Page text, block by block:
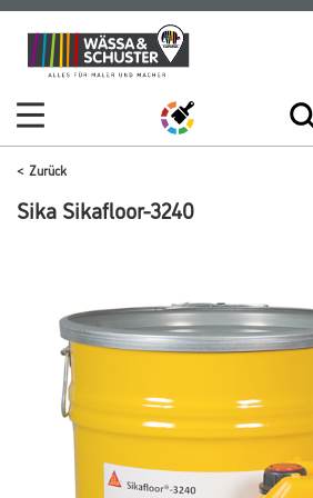
Zum
Inhalt
Zum
Navigationsmenü
Zurück
Sika Sikafloor-3240